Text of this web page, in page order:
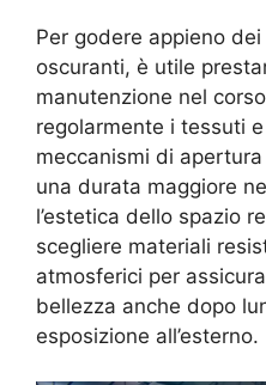
Per godere appieno
oscuranti, è utile
manutenzione nel
regolarmente i tessuti
meccanismi di
una durata maggiore
l’estetica dello spazio
scegliere materiali
atmosferici per
bellezza anche dopo
esposizione all’esterno.